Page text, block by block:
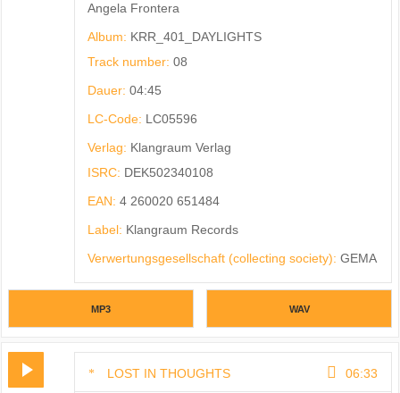
Angela Frontera
Album: KRR_401_DAYLIGHTS
Track number: 08
Dauer: 04:45
LC-Code: LC05596
Verlag: Klangraum Verlag
ISRC: DEK502340108
EAN: 4 260020 651484
Label: Klangraum Records
Verwertungsgesellschaft (collecting society): GEMA
MP3 WAV
LOST IN THOUGHTS 06:33